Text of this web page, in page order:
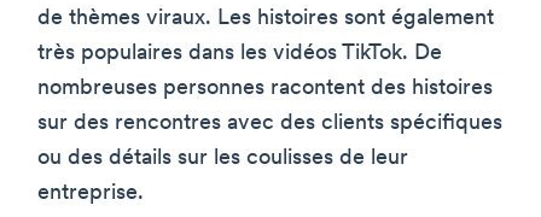
de thèmes viraux. Les histoires sont également
très populaires dans les vidéos TikTok. De
nombreuses personnes racontent des histoires
sur des rencontres avec des clients spécifiques
ou des détails sur les coulisses de leur
entreprise.